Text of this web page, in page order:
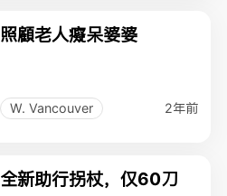
照顧老人癡呆婆婆
W. Vancouver 2年前
全新助行拐杖，仅60刀